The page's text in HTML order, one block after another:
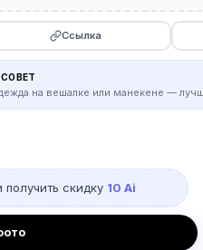
Ссылка
СОВЕТ
на вешалке или манекене —
получить скидку 10 Ai